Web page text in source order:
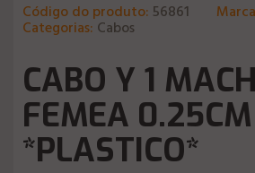
Código do produto: 56861
Categorias: Cabos
CABO Y 1
FEMEA 0.25CM
*PLASTICO*